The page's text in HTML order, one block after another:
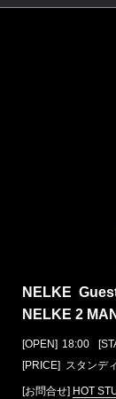
NELKE
NELKE 2
[OPEN] 18:00
[PRICE] スタンデ
[お問合せ] HOT